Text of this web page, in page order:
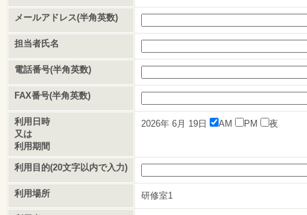
メールアドレス(半角英数)
担当者氏名
電話番号(半角英数)
FAX番号(半角英数)
利用日時
又は
利用期間
2026年 6月 19日 AM PM 夜
利用目的(20文字以内で入力)
利用場所 研修室1